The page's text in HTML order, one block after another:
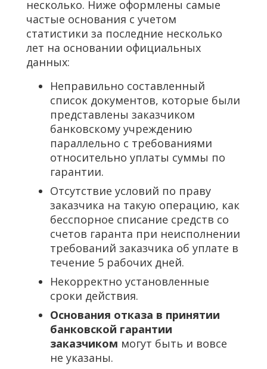
несколько. Ниже оформлены самые
частые основания с учетом
статистики за последние несколько
лет на основании официальных
данных:
Неправильно составленный
список документов, которые были
представлены заказчиком
банковскому учреждению
параллельно с требованиями
относительно уплаты суммы по
гарантии.
Отсутствие условий по праву
заказчика на такую операцию, как
бесспорное списание средств со
счетов гаранта при неисполнении
требований заказчика об уплате в
течение 5 рабочих дней.
Некорректно установленные
сроки действия.
Основания отказа в принятии
банковской гарантии
заказчиком могут быть и вовсе
не указаны.